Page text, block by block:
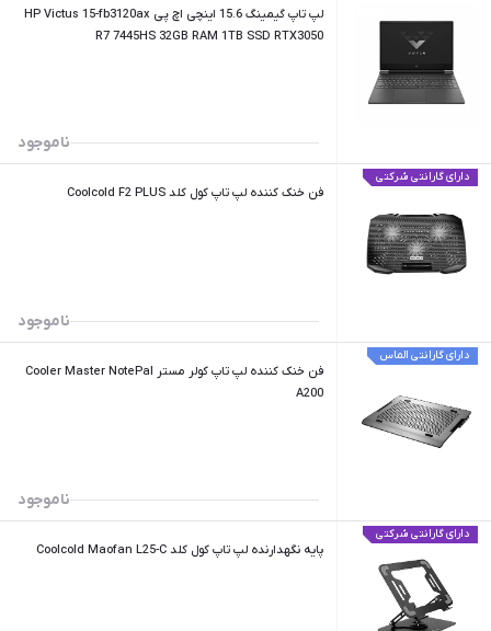
لپ تاپ گیمینگ 15.6 اینچی اچ پی HP Victus 15-fb3120ax
R7 7445HS 32GB RAM 1TB SSD RTX3050
ناموجود
دارای گارانتی شرکتی
فن خنک کننده لپ تاپ کول کلد Coolcold F2 PLUS
ناموجود
دارای گارانتی الماس
فن خنک کننده لپ تاپ کولر مستر Cooler Master NotePal
A200
ناموجود
دارای گارانتی شرکتی
پایه نگهدارنده لپ تاپ کول کلد Coolcold Maofan L25-C